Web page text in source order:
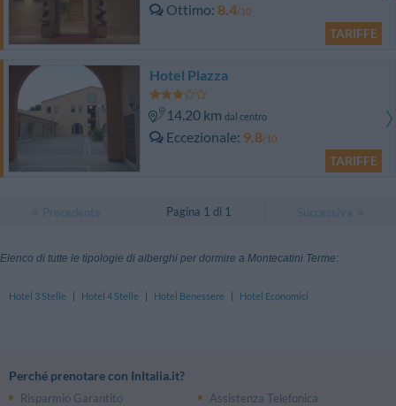
Ottimo 8.4/10
TARIFFE
Hotel Plazza
14.20 km dal centro
Eccezionale 9.8/10
TARIFFE
Pagina 1 di 1
Elenco di tutte le tipologie di alberghi per dormire a Montecatini Terme:
Hotel 3 Stelle Hotel 4 Stelle Hotel Benessere Hotel Economici
Perché prenotare con InItalia.it?
Risparmio Garantito Assistenza Telefonica